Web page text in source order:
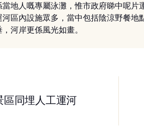
地人嘅專屬泳灘，惟市政府睇中呢片
區內設施眾多，當中包括陰涼野餐地
河岸更係風光如畫。
同埋人工運河